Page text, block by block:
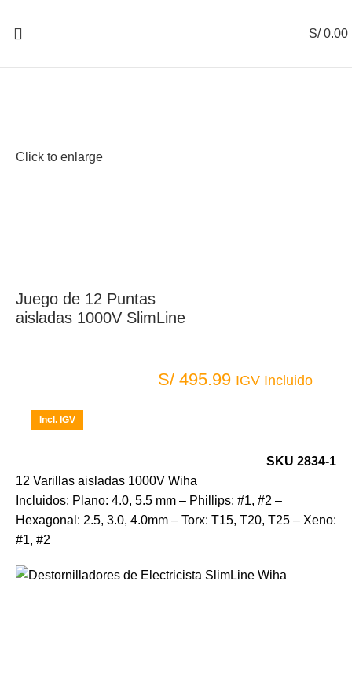
S/0.00
Click to enlarge
Juego de 12 Puntas
aisladas 1000V SlimLine
S/ 495.99 IGV Incluido
Incl. IGV
SKU 2834-1
12 Varillas aisladas 1000V Wiha
Incluidos: Plano: 4.0, 5.5 mm – Phillips: #1, #2 –
Hexagonal: 2.5, 3.0, 4.0mm – Torx: T15, T20, T25 – Xeno:
#1, #2